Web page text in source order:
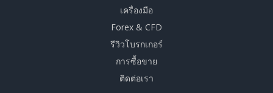
เครื่องมือ
Forex & CFD
รีวิวโบรกเกอร์
การซื้อขาย
ติดต่อเรา